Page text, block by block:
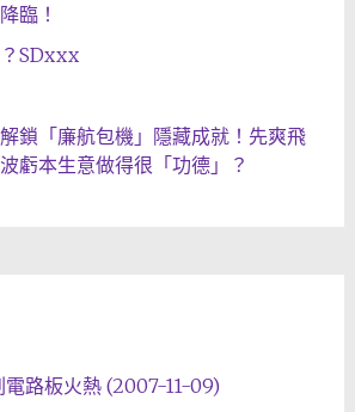
臨！
SDxxx
解鎖「廉航包機」隱藏成就！先爽飛
虧本生意做得很「功德」？
電路板火熱 (2007-11-09)